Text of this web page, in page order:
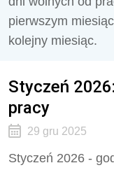
pierwszym
kolejny miesiąc.
Styczeń
pracy
29 gru 2025
Styczeń 2026 -